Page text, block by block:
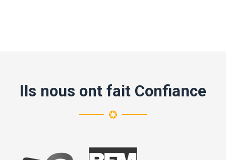
Ils nous ont fait Confiance